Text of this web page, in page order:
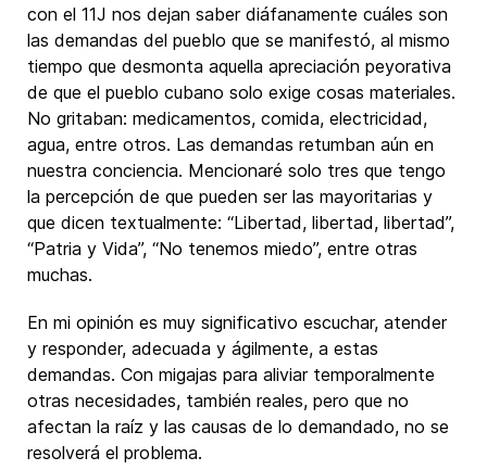
con el 11J nos dejan saber diáfanamente cuáles son
las demandas del pueblo que se manifestó, al mismo
tiempo que desmonta aquella apreciación peyorativa
de que el pueblo cubano solo exige cosas materiales.
No gritaban: medicamentos, comida, electricidad,
agua, entre otros. Las demandas retumban aún en
nuestra conciencia. Mencionaré solo tres que tengo
la percepción de que pueden ser las mayoritarias y
que dicen textualmente: “Libertad, libertad, libertad”,
“Patria y Vida”, “No tenemos miedo”, entre otras
muchas.
En mi opinión es muy significativo escuchar, atender
y responder, adecuada y ágilmente, a estas
demandas. Con migajas para aliviar temporalmente
otras necesidades, también reales, pero que no
afectan la raíz y las causas de lo demandado, no se
resolverá el problema.